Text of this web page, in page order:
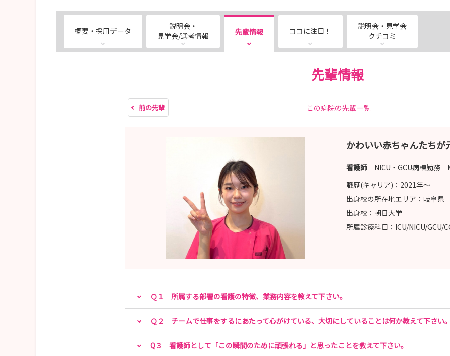
パンフレットやホームページだけではわからない、実際の病院の雰囲気や看護師の働く姿を見て＆聞いて＆体験できる
先輩看護師との交流を通して、就職活動や実習に向けた疑問や不安も解消できます！
そんな方はぜひご参加ください♪
毎年人気のイベントのため、希望する日程やコースが早期に満席となる場合があります。
参加をご希望の方はお早めにお申し込みください！
みなさんにお会いできることを楽しみにしています🌻
概要・採用データ
説明会・
見学会/選考情報
先輩情報 ココに注目！
説明会・見学会
クチコミ
先輩情報
前の先輩 この病院の先輩一覧
かわいい赤ちゃんたちが
看護師 NICU・GCU病棟勤務
職歴(キャリア)： 2021年〜
出身校の所在地エリア： 岐阜県
出身校： 朝日大学
所属診療科目： ICU/NICU/GCU/
Ｑ１ 所属する部署の看護の特徴、業務内容を教えて下さい。
Ｑ２ チームで仕事をするにあたって心がけている、大切にしていることは何か教えて下さい
Q３ 看護師として「この瞬間のために頑張れる」と思ったことを教えて下さい。